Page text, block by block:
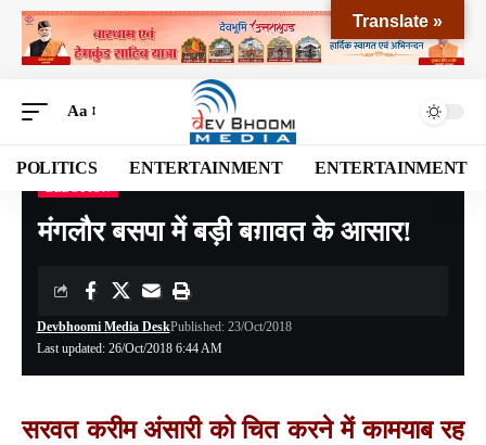
Aa
POLITICS ENTERTAINMENT ENTERTAINMENT
Devbhoomi Media>Blog >NATIONAL>UTTARAKHAND>ELECTION
मंगलौर बसपा में बड़ी बग़ावत के आसार!
Last updated: 26/Oct/2018 6:44 AM
Devbhoomi Media DeskPublished: 23/Oct/2018
सरवत करीम अंसारी को चित करने में कामयाब रह
Translate »